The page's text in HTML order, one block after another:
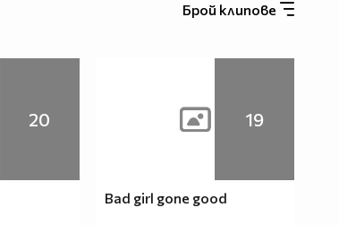
Брой клипове
20 19
Bad girl gone good